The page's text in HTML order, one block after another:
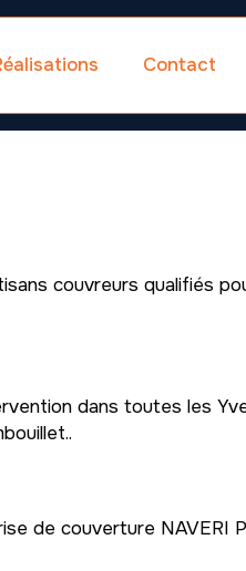
Contact
couvreurs qualifiés
dans toutes les
de couverture NAVERI